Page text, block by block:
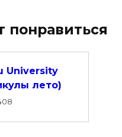
понравиться
University
лето)